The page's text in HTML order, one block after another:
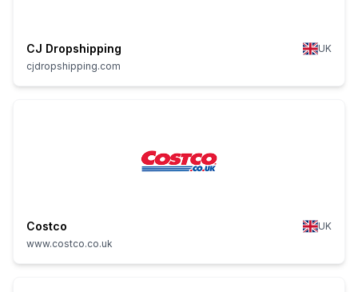
CJ Dropshipping
UK
cjdropshipping.com
Costco
UK
www.costco.co.uk